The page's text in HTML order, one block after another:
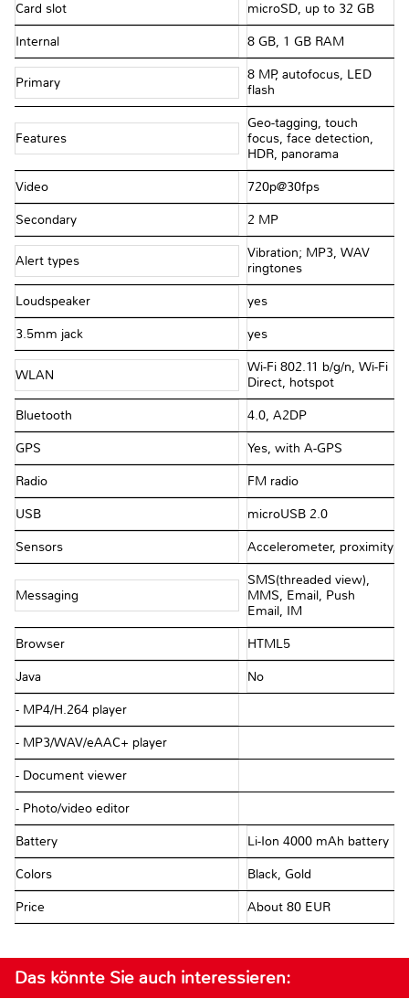
Card slot microSD, up to 32 GB
Internal 8 GB, 1 GB RAM
Primary
8 MP, autofocus, LED
flash
Features
Geo-tagging, touch
focus, face detection,
HDR, panorama
Video 720p@30fps
Secondary 2 MP
Alert types
Vibration; MP3, WAV
ringtones
Loudspeaker yes
3.5mm jack yes
WLAN
Wi-Fi 802.11 b/g/n, Wi-Fi
Direct, hotspot
Bluetooth 4.0, A2DP
GPS Yes, with A-GPS
Radio FM radio
USB microUSB 2.0
Sensors Accelerometer, proximity
Messaging
SMS(threaded view),
MMS, Email, Push
Email, IM
Browser HTML5
Java No
- MP4/H.264 player
- MP3/WAV/eAAC+ player
- Document viewer
- Photo/video editor
Battery Li-Ion 4000 mAh battery
Colors Black, Gold
Price About 80 EUR
Das könnte Sie auch interessieren: